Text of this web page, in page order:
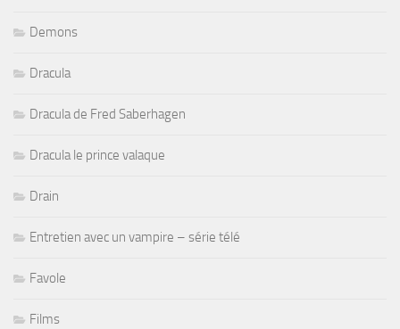
Demons
Dracula
Dracula de Fred Saberhagen
Dracula le prince valaque
Drain
Entretien avec un vampire – série télé
Favole
Films